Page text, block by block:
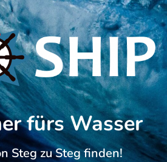
fürs Wasser
Steg zu Steg finden!